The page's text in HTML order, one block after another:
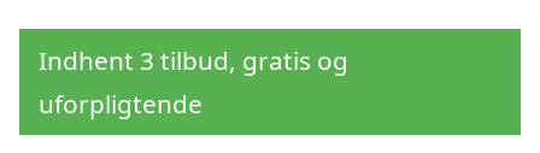
Indhent 3 tilbud, gratis og
uforpligtende